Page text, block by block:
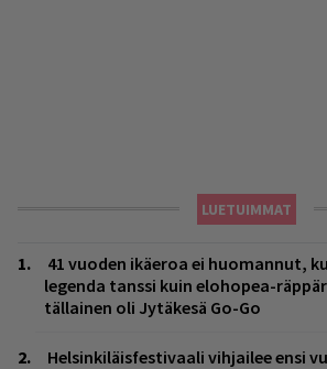
LUETUIMMAT
41 vuoden ikäeroa ei huomannut,
legenda tanssi kuin elohopea-
tällainen oli Jytäkesä Go-Go
Helsinkiläisfestivaali vihjailee ensi